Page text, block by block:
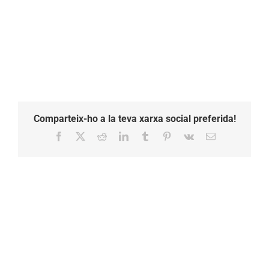
Comparteix-ho a la teva xarxa social preferida!
Facebook RedditLinkedInTumblr Pinterest
Vk Email: